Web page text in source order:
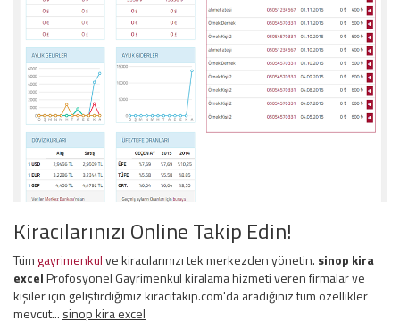
Kiracılarınızı Online Takip Edin!
Tüm gayrimenkulve kiracılarınızı tek merkezden yönetin. sinop kira
excelProfosyonel Gayrimenkul kiralama hizmeti veren firmalar ve
kişiler için geliştirdiğimiz kiracitakip.com'da aradığınız tüm özellikler
mevcut... sinop kira excel